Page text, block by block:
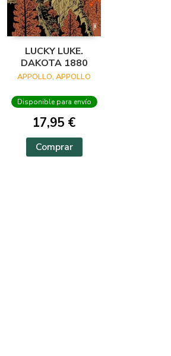
LUCKY LUKE.
DAKOTA 1880
APPOLLO, APPOLLO
Disponible para envío
17,95 €
Comprar